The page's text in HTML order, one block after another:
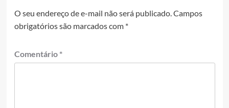
O seu endereço de e-mail não será publicado.Campos
obrigatórios são marcados com *
Comentário *